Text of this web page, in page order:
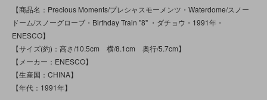
【商品名：Precious Moments/プレシャスモーメンツ・Waterdome/スノー
ドーム/スノーグローブ・Birthday Train "8" ・ダチョウ・1991年・
ENESCO】
【サイズ(約)：高さ/10.5cm 横/8.1cm 奥行/5.7cm】
【メーカー：ENESCO】
【生産国：CHINA】
【年代：1991年】